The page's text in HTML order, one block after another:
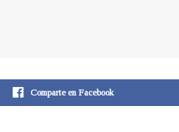
Comparte en Facebook